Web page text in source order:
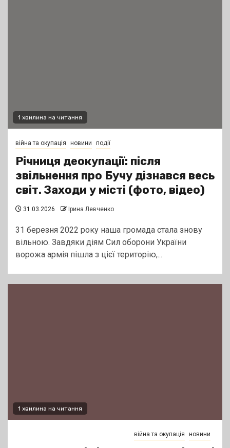
1 хвилина на читання
війна та окупація новини події
Річниця деокупації: після
звільнення про Бучу дізнався весь
світ. Заходи у місті (фото, відео)
31.03.2026 Ірина Левченко
31 березня 2022 року наша громада стала знову
вільною. Завдяки діям Сил оборони України
ворожа армія пішла з цієї територію,...
1 хвилина на читання
війна та окупація новини